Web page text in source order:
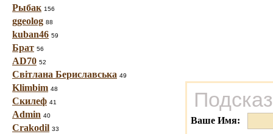
Рыбак 156
ggeolog 88
kuban46 59
Брат 56
AD70 52
Світлана Бериславська 49
Klimbim 48
Скилеф 41
Admin 40
Crakodil 33
Ваше Имя: